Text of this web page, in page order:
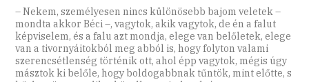
– Nekem, személyesen nincs különösebb bajom veletek –
mondta akkor Béci –, vagytok, akik vagytok, de én a falut
képviselem, és a falu azt mondja, elege van belőletek, elege
van a tivornyáitokból meg abból is, hogy folyton valami
szerencsétlenség történik ott, ahol épp vagytok, mégis úgy
másztok ki belőle, hogy boldogabbnak tűntök, mint előtte, s